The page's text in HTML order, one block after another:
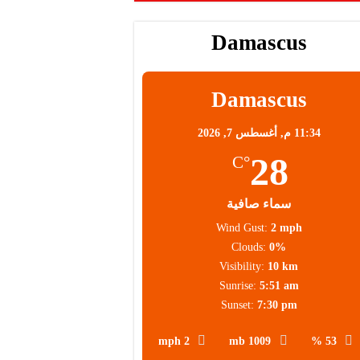
Damascus
Damascus
11:34 م, أغسطس 7, 2026
28
°C
سماء صافية
53 %
1009 mb
2 mph
Wind Gust: 2 mph
Clouds: 0%
Visibility: 10 km
Sunrise: 5:51 am
Sunset: 7:30 pm